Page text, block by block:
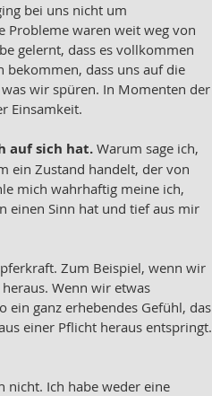
bei uns nicht um
Probleme waren weit weg von
gelernt, dass es vollkommen
bekommen, dass uns auf die
wir spüren. In Momenten der
Einsamkeit.
auf sich hat. Warum sage ich,
ein Zustand handelt, der von
mich wahrhaftig meine ich,
einen Sinn hat und tief aus mir
Zum Beispiel, wenn wir
Wenn wir etwas
ein ganz erhebendes Gefühl, das
einer Pflicht heraus entspringt.
nicht. Ich habe weder eine